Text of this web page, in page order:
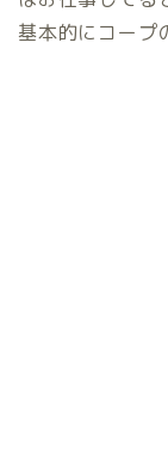
基本的にコープ